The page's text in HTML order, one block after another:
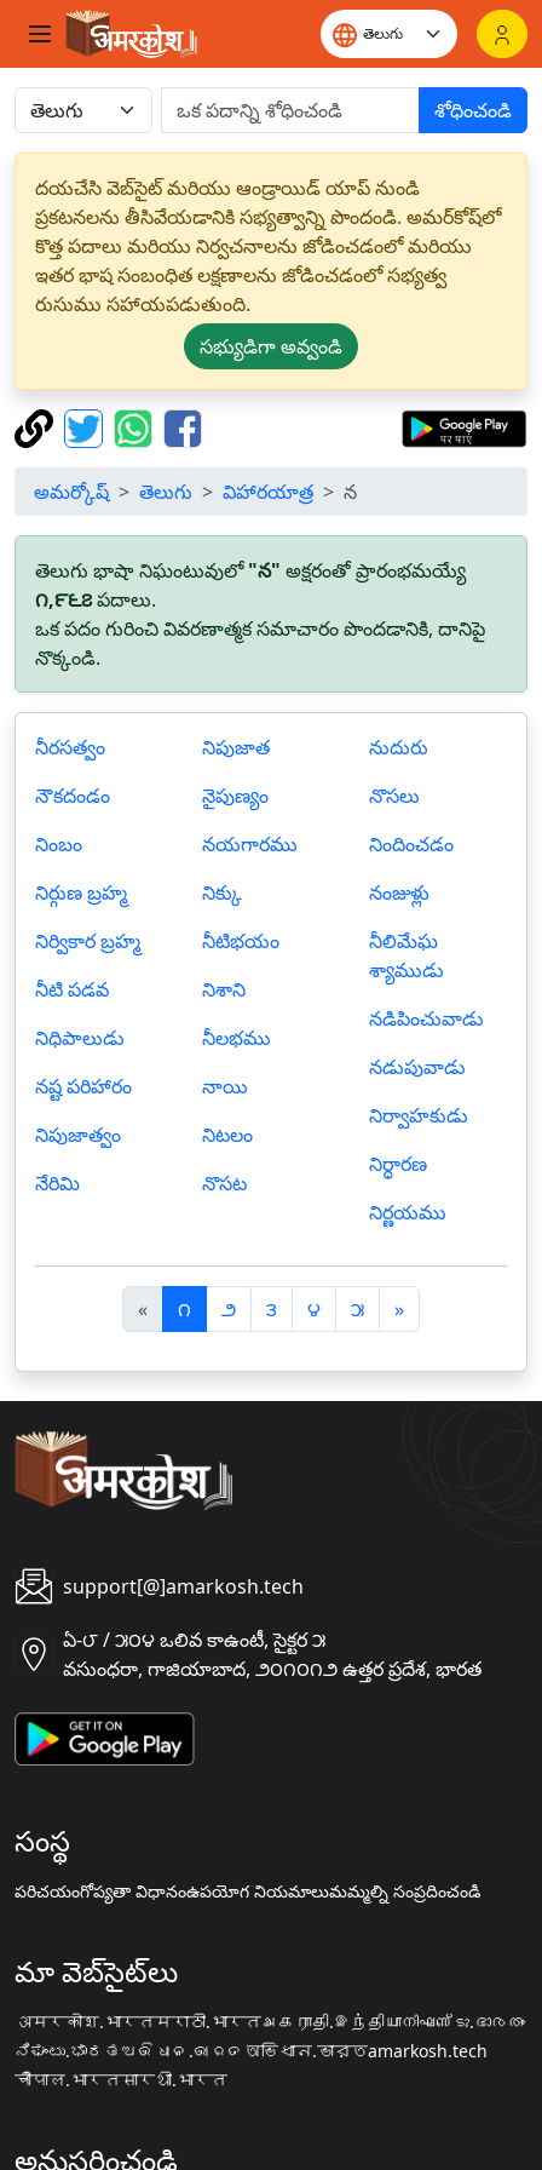
శోధించండి
దయచేసి వెబ్‌సైట్ మరియు ఆండ్రాయిడ్ యాప్ నుండి
ప్రకటనలను తీసివేయడానికి సభ్యత్వాన్ని పొందండి. అమర్‌కోష్‌లో
కొత్త పదాలు మరియు నిర్వచనాలను జోడించడంలో మరియు
ఇతర భాష సంబంధిత లక్షణాలను జోడించడంలో సభ్యత్వ
రుసుము సహాయపడుతుంది.
సభ్యుడిగా అవ్వండి
అమర్కోష్ తెలుగు విహారయాత్ర న
తెలుగు భాషా నిఘంటువులో"న" అక్షరంతో ప్రారంభమయ్యే
౧,౯౬౭పదాలు.
ఒక పదం గురించి వివరణాత్మక సమాచారం పొందడానికి, దానిపై
నొక్కండి.
నీరసత్వం
నౌకదండం
నింబం
నిర్గుణ బ్రహ్మ
నిర్వికార బ్రహ్మ
నీటి పడవ
నిధిపాలుడు
నష్ట పరిహారం
నిపుజాత్వం
నేరిమి
నిపుజాత
నైపుణ్యం
నయగారము
నిక్కు
నీటిభయం
నిశాని
నీలభము
నాయి
నిటలం
నొసట
నుదురు
నొసలు
నిందించడం
నంజుళ్లు
నీలిమేఘ
శ్యాముడు
నడిపించువాడు
నడుపువాడు
నిర్వాహకుడు
నిర్ధారణ
నిర్ణయము
«पि
छ
ला
౧ ౨ ౩ ౪ ౫ »अ
ग
ला
support[@]amarkosh.tech
ఏ-౮ / ౫౦౪ ఒలివ కాఉంటీ, సైక్టర ౫
వసుంధరా, గాజియాబాద, ౨౦౧౦౧౨ ఉత్తర ప్రదేశ, భారత
సంస్థ
పరిచయంగోప్యతా విధానంఉపయోగ నియమాలుమమ్మల్ని సంప్రదించండి
మా వెబ్‌సైట్‌లు
अमरकोश.भारतमराठी.भारतஅகராதி.இந்தியாനിഘണ്ടു.ഭാരതം
ನಿಘಂಟು.ಭಾರತ ଅଭିଧାନ.ଭାରତ অভিধান.ভারতamarkosh.tech
चौपाल.भारतसारथी.भारत
అనుసరించండి